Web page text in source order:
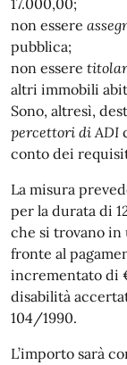
17.000,00;
non essere
pubblica;
non essere
altri immobili
Sono, altresì,
percettori di ADI
conto dei
La misura
per la durata di
che si trovano in
fronte al
incrementato di
disabilità
104/1990.
L’importo sarà